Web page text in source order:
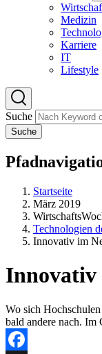
Medizin
Karriere
IT
Lifestyle
Suche
Suche
Startseite
März 2019
Technologien
Innovativ im
Innovativ
Wo sich
bald andere nach. Im